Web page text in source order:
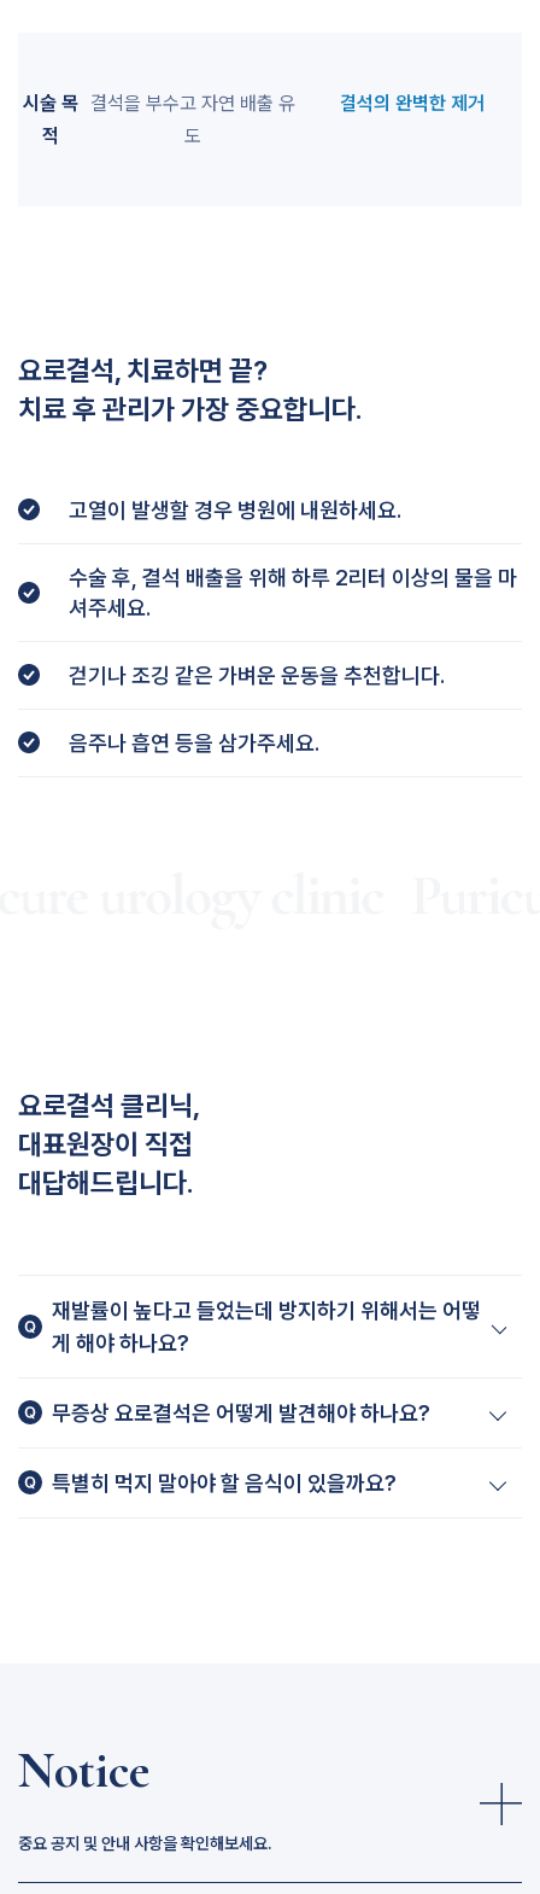
시술 목
적
결석을 부수고 자연 배출 유
도
결석의 완벽한 제거
요로결석, 치료하면 끝?
치료 후 관리가 가장 중요합니다.
고열이 발생할 경우 병원에 내원하세요.
수술 후, 결석 배출을 위해 하루 2리터 이상의 물을 마
셔주세요.
걷기나 조깅 같은 가벼운 운동을 추천합니다.
음주나 흡연 등을 삼가주세요.
요로결석 클리닉,
대표원장이 직접
대답해드립니다.
재발률이 높다고 들었는데 방지하기 위해서는 어떻
게 해야 하나요?
소변을 희석하기 위해 매일 충분한 양의 수분 섭취가 가장 중요합니
염분과 동물성 단백질 섭취를 줄이고, 저칼슘 식이요법이 오히려 위
무증상 요로결석은 어떻게 발견해야 하나요?
거나 요로를 자극하지 않기 때문에 증상을 일으키지 않습니다.
특별히 먹지 말아야 할 음식이 있을까요?
Notice
중요 공지 및 안내 사항을 확인해보세요.